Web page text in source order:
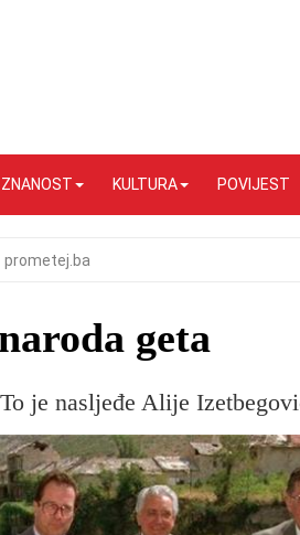
KULTURA POVIJEST
prometej.ba
geta
je nasljeđe Alije